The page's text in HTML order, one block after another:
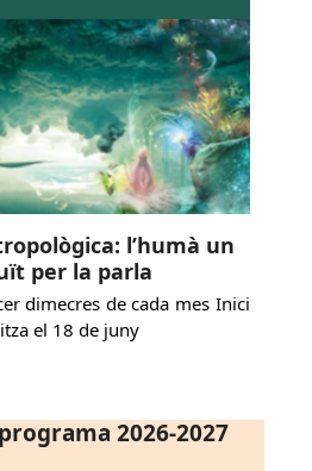
l’humà un
per la parla
dimecres de cada mes Inici
el 18 de juny
2026-2027